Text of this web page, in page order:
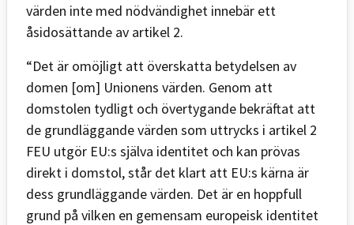
värden inte med nödvändighet innebär ett
åsidosättande av artikel 2.
“Det är omöjligt att överskatta betydelsen av
domen [om] Unionens värden. Genom att
domstolen tydligt och övertygande bekräftat att
de grundläggande värden som uttrycks i artikel 2
FEU utgör EU:s själva identitet och kan prövas
direkt i domstol, står det klart att EU:s kärna är
dess grundläggande värden. Det är en hoppfull
grund på vilken en gemensam europeisk identitet